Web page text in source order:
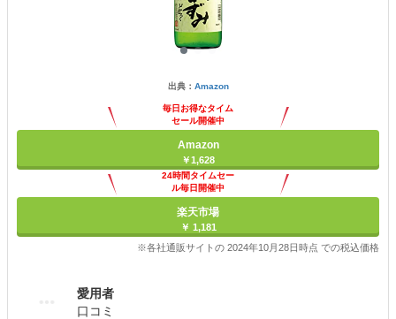
出典： Amazon
毎日お得なタイム
セール開催中
Amazon
￥1,628
24時間タイムセー
ル毎日開催中
楽天市場
￥ 1,181
※各社通販サイトの 2024年10月28日時点 での税込価格
愛用者
口コミ